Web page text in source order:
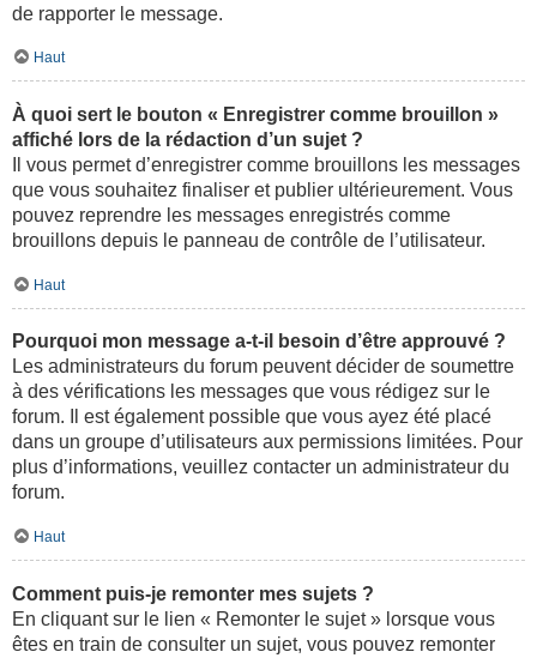
de rapporter le message.
Haut
À quoi sert le bouton « Enregistrer comme brouillon »
affiché lors de la rédaction d’un sujet ?
Il vous permet d’enregistrer comme brouillons les messages
que vous souhaitez finaliser et publier ultérieurement. Vous
pouvez reprendre les messages enregistrés comme
brouillons depuis le panneau de contrôle de l’utilisateur.
Haut
Pourquoi mon message a-t-il besoin d’être approuvé ?
Les administrateurs du forum peuvent décider de soumettre
à des vérifications les messages que vous rédigez sur le
forum. Il est également possible que vous ayez été placé
dans un groupe d’utilisateurs aux permissions limitées. Pour
plus d’informations, veuillez contacter un administrateur du
forum.
Haut
Comment puis-je remonter mes sujets ?
En cliquant sur le lien « Remonter le sujet » lorsque vous
êtes en train de consulter un sujet, vous pouvez remonter